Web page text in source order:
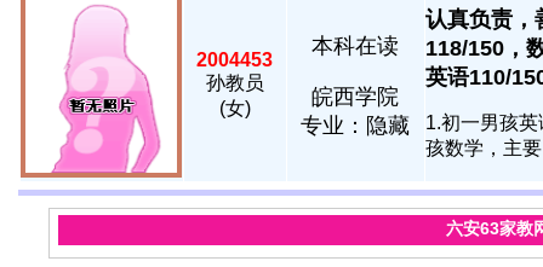
2004453
孙教员
(女)
本科在读
皖西学院
专业：隐藏
认真负责，
118/150，
英语110/
1.初一男孩
孩数学，主
六安63家教